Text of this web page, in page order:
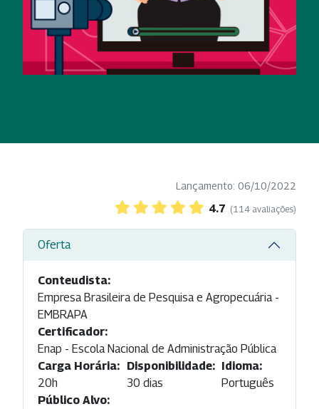
Lançamento: 06/10/2022
4.7 (114 avaliações)
Oferta
Conteudista:
Empresa Brasileira de Pesquisa e Agropecuária -
EMBRAPA
Certificador:
Enap - Escola Nacional de Administração Pública
Carga Horária:
20h
Disponibilidade:
30 dias
Idioma:
Português
Público Alvo: